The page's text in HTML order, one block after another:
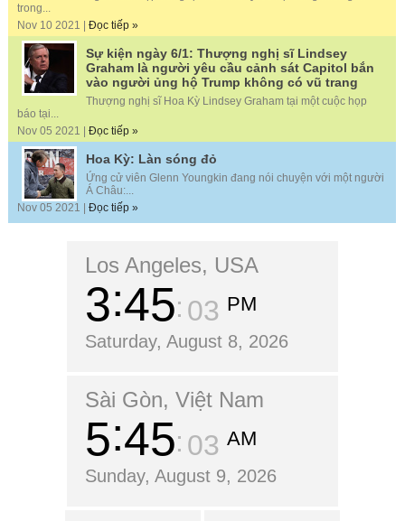
trong...
Nov 10 2021 | Đọc tiếp »
Sự kiện ngày 6/1: Thượng nghị sĩ Lindsey
Graham là người yêu cầu cảnh sát Capitol bắn
vào người ủng hộ Trump không có vũ trang
Thượng nghị sĩ Hoa Kỳ Lindsey Graham tại một cuộc họp
báo tại...
Nov 05 2021 | Đọc tiếp »
Hoa Kỳ: Làn sóng đỏ
Ứng cử viên Glenn Youngkin đang nói chuyện với một người
Á Châu:...
Nov 05 2021 | Đọc tiếp »
Los Angeles, USA
3 45 04 PM
Saturday, August 8, 2026
Sài Gòn, Việt Nam
5 45 04 AM
Sunday, August 9, 2026